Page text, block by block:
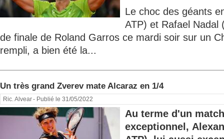
Le choc des géants
ATP) et Rafael Nadal
de finale de Roland Garros ce mardi soir sur un
rempli, a bien été la...
Un très grand Zverev mate Alcaraz en 1/4
Ric. Alvear- Publié le 31/05/2022
Au terme d'un match
exceptionnel,